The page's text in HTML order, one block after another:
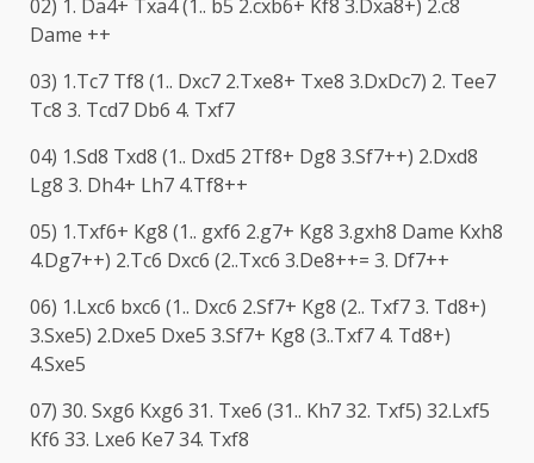
02) 1. Da4+ Txa4 (1.. b5 2.cxb6+ Kf8 3.Dxa8+) 2.c8
Dame ++
03) 1.Tc7 Tf8 (1.. Dxc7 2.Txe8+ Txe8 3.DxDc7) 2. Tee7
Tc8 3. Tcd7 Db6 4. Txf7
04) 1.Sd8 Txd8 (1.. Dxd5 2Tf8+ Dg8 3.Sf7++) 2.Dxd8
Lg8 3. Dh4+ Lh7 4.Tf8++
05) 1.Txf6+ Kg8 (1.. gxf6 2.g7+ Kg8 3.gxh8 Dame Kxh8
4.Dg7++) 2.Tc6 Dxc6 (2..Txc6 3.De8++= 3. Df7++
06) 1.Lxc6 bxc6 (1.. Dxc6 2.Sf7+ Kg8 (2.. Txf7 3. Td8+)
3.Sxe5) 2.Dxe5 Dxe5 3.Sf7+ Kg8 (3..Txf7 4. Td8+)
4.Sxe5
07) 30. Sxg6 Kxg6 31. Txe6 (31.. Kh7 32. Txf5) 32.Lxf5
Kf6 33. Lxe6 Ke7 34. Txf8